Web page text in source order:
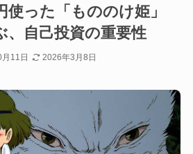
使った「もののけ姫」
、自己投資の重要性
11日 2026年3月8日